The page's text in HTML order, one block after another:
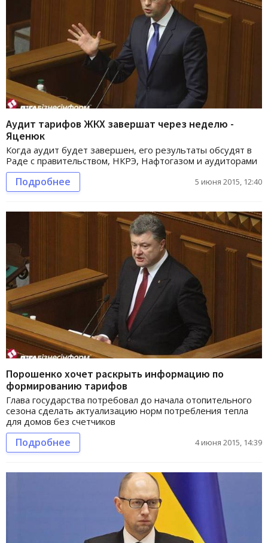
Аудит тарифов ЖКХ завершат через неделю -
Яценюк
Когда аудит будет завершен, его результаты обсудят в
Раде с правительством, НКРЭ, Нафтогазом и аудиторами
Подробнее 5 июня 2015, 12:40
Порошенко хочет раскрыть информацию по
формированию тарифов
Глава государства потребовал до начала отопительного
сезона сделать актуализацию норм потребления тепла
для домов без счетчиков
Подробнее 4 июня 2015, 14:39